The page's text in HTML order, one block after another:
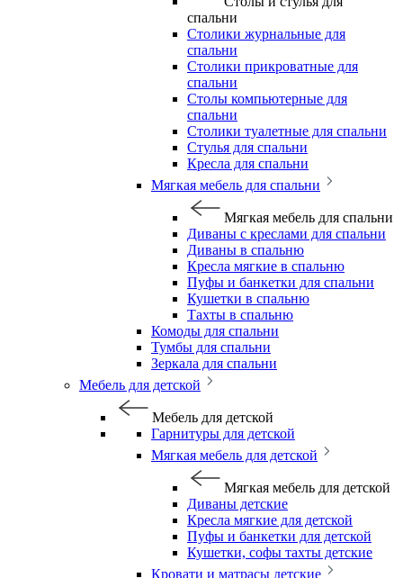
спальни
Столики журнальные для
спальни
Столики прикроватные для
спальни
Столы компьютерные для
спальни
Столики туалетные для спальни
Стулья для спальни
Кресла для спальни
Мягкая мебель для спальни
Мягкая мебель для спальни
Диваны с креслами для спальни
Диваны в спальню
Кресла мягкие в спальню
Пуфы и банкетки для спальни
Кушетки в спальню
Тахты в спальню
Комоды для спальни
Тумбы для спальни
Зеркала для спальни
Мебель для детской
Мебель для детской
Гарнитуры для детской
Мягкая мебель для детской
Мягкая мебель для детской
Диваны детские
Кресла мягкие для детской
Пуфы и банкетки для детской
Кушетки, софы тахты детские
Кровати и матрасы детские